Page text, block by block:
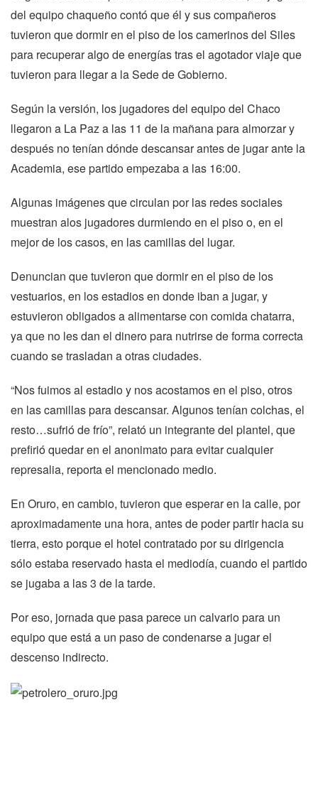
del equipo chaqueño contó que él y sus compañeros
tuvieron que dormir en el piso de los camerinos del Siles
para recuperar algo de energías tras el agotador viaje que
tuvieron para llegar a la Sede de Gobierno.
Según la versión, los jugadores del equipo del Chaco
llegaron a La Paz a las 11 de la mañana para almorzar y
después no tenían dónde descansar antes de jugar ante la
Academia, ese partido empezaba a las 16:00.
Algunas imágenes que circulan por las redes sociales
muestran alos jugadores durmiendo en el piso o, en el
mejor de los casos, en las camillas del lugar.
Denuncian que tuvieron que dormir en el piso de los
vestuarios, en los estadios en donde iban a jugar, y
estuvieron obligados a alimentarse con comida chatarra,
ya que no les dan el dinero para nutrirse de forma correcta
cuando se trasladan a otras ciudades.
“Nos fuimos al estadio y nos acostamos en el piso, otros
en las camillas para descansar. Algunos tenían colchas, el
resto…sufrió de frío”, relató un integrante del plantel, que
prefirió quedar en el anonimato para evitar cualquier
represalia, reporta el mencionado medio.
En Oruro, en cambio, tuvieron que esperar en la calle, por
aproximadamente una hora, antes de poder partir hacia su
tierra, esto porque el hotel contratado por su dirigencia
sólo estaba reservado hasta el mediodía, cuando el partido
se jugaba a las 3 de la tarde.
Por eso, jornada que pasa parece un calvario para un
equipo que está a un paso de condenarse a jugar el
descenso indirecto.